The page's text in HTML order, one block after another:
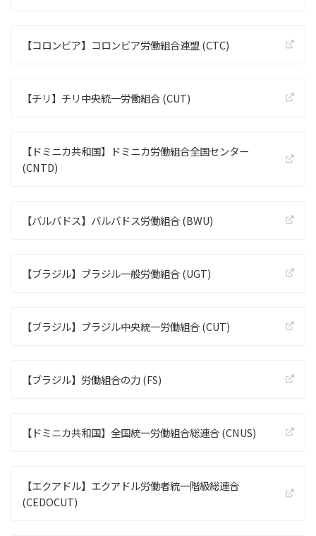
【コロンビア】コロンビア労働組合連盟 (CTC)
【チリ】チリ中央統一労働組合 (CUT)
【ドミニカ共和国】ドミニカ労働組合全国センター
(CNTD)
【バルバドス】バルバドス労働組合 (BWU)
【ブラジル】ブラジル一般労働組合 (UGT)
【ブラジル】ブラジル中央統一労働組合 (CUT)
【ブラジル】労働組合の力 (FS)
【ドミニカ共和国】全国統一労働組合総連合 (CNUS)
【エクアドル】エクアドル労働者統一階級総連合
(CEDOCUT)